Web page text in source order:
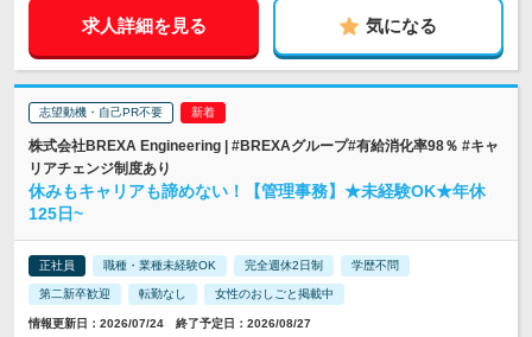
求人詳細を見る 気になる
志望動機・自己PR不要
株式会社BREXA Engineering | #BREXAグループ#有給消化率98％ #キャ
リアチェンジ制度あり
休みもキャリアも諦めない！【管理事務】★未経験OK★年休
125日~
正社員 職種・業種未経験OK 完全週休2日制 学歴不問
第二新卒歓迎 転勤なし 女性のおしごと掲載中
情報更新日：2026/07/24 終了予定日：2026/08/27